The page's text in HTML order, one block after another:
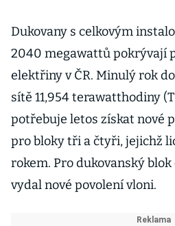
Dukovany s celkovým
2040 megawattů pokrývají
elektřiny v ČR. Minulý rok
sítě 11,954 terawatthodiny
potřebuje letos získat nové
pro bloky tři a čtyři, jejichž
rokem. Pro dukovanský blok
vydal nové povolení vloni.